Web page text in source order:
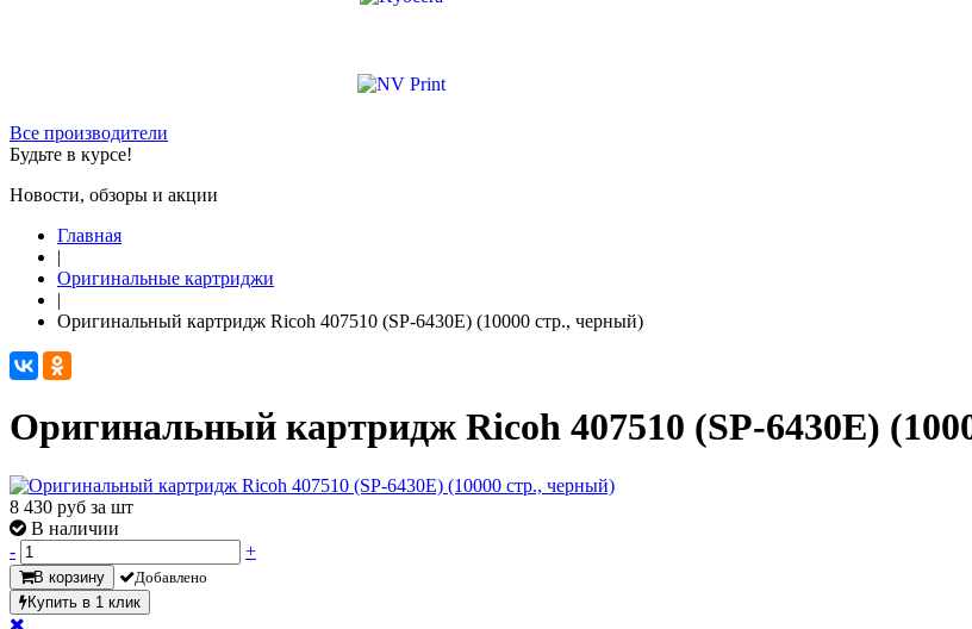
Все производители
Будьте в курсе!
Новости, обзоры и акции
Главная
|
Оригинальные картриджи
|
Оригинальный картридж Ricoh 407510 (SP-6430E) (10000 стр., черный)
Оригинальный картридж Ricoh 407510 (SP-6430E)
8 430 руб за шт
В наличии
-
+
В корзину
Добавлено
Купить в 1 клик